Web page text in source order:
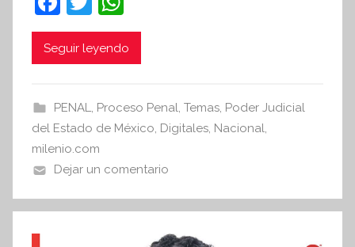
I
n
m
a
c
b
o
o
k
w
itt
h
at
A
p
Seguir leyendo
PENAL, Proceso Penal, Temas, Poder Judicial
del Estado de México, Digitales, Nacional,
milenio.com
Dejar un comentario